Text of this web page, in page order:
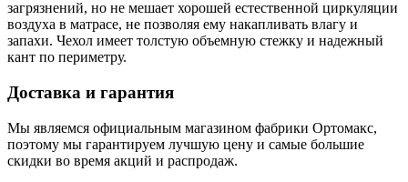
загрязнений, но не мешает хорошей естественной циркуляции
воздуха в матрасе, не позволяя ему накапливать влагу и
запахи. Чехол имеет толстую объемную стежку и надежный
кант по периметру.
Доставка и гарантия
Мы являемся официальным магазином фабрики Ортомакс,
поэтому мы гарантируем лучшую цену и самые большие
скидки во время акций и распродаж.